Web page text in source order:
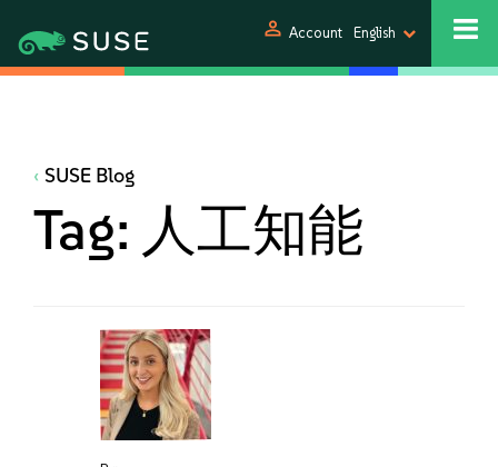
person Account English
SUSE Blog
Tag: 人工知能